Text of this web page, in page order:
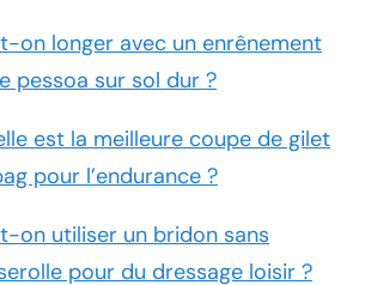
on longer avec un enrênement
pessoa sur sol dur ?
est la meilleure coupe de gilet
pour l’endurance ?
on utiliser un bridon sans
pour du dressage loisir ?